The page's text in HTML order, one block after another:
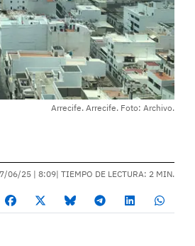
Arrecife. Arrecife. Foto: Archivo.
06/25 | 8:09| TIEMPO DE LECTURA: 2 MIN.